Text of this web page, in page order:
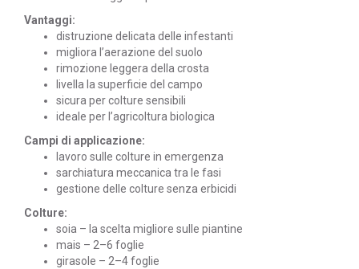
Vantaggi:
distruzione delicata delle infestanti
migliora l’aerazione del suolo
rimozione leggera della crosta
livella la superficie del campo
sicura per colture sensibili
ideale per l’agricoltura biologica
Campi di applicazione:
lavoro sulle colture in emergenza
sarchiatura meccanica tra le fasi
gestione delle colture senza erbicidi
Colture:
soia – la scelta migliore sulle piantine
mais – 2–6 foglie
girasole – 2–4 foglie